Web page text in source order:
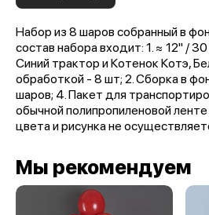
Набор из 8 шаров собранный в
состав набора входит: 1. ≈ 12'' /
Синий трактор и Котенок Котэ,
обработкой - 8 шт; 2. Сборка в
шаров; 4. Пакет для
обычной полипропиленовой
цвета и рисунка не
Мы рекомендуем